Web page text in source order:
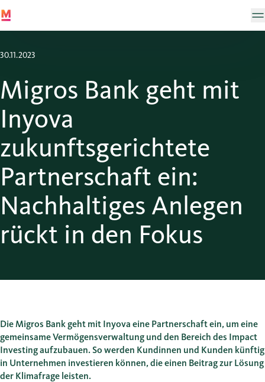
30.11.2023
Migros Bank geht mit
Inyova
zukunftsgerichtete
Partnerschaft ein:
Nachhaltiges Anlegen
rückt in den Fokus
Die Migros Bank geht mit Inyova eine Partnerschaft ein, um eine
gemeinsame Vermögensverwaltung und den Bereich des Impact
Investing aufzubauen. So werden Kundinnen und Kunden künftig
in Unternehmen investieren können, die einen Beitrag zur Lösung
der Klimafrage leisten.